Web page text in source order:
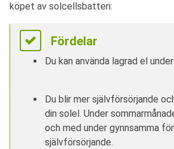
köpet av solcellsbatteri:
Fördelar
Du kan använda lagrad el
Du blir mer självförsörjande
din solel. Under
och med under gynnsamma
självförsörjande.